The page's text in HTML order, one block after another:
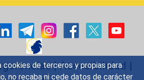
cookies de terceros y propias para
no recaba ni cede datos de carácter
|Accesibilidad |